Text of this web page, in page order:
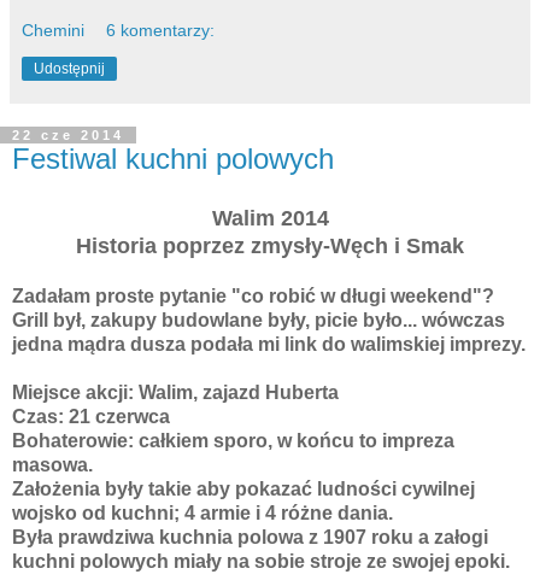
Chemini 6 komentarzy:
Udostępnij
22 cze 2014
Festiwal kuchni polowych
Walim 2014
Historia poprzez zmysły-Węch i Smak
Zadałam proste pytanie "co robić w długi weekend"?
Grill był, zakupy budowlane były, picie było... wówczas
jedna mądra dusza podała mi link do walimskiej imprezy.
Miejsce akcji: Walim, zajazd Huberta
Czas: 21 czerwca
Bohaterowie: całkiem sporo, w końcu to impreza
masowa.
Założenia były takie aby pokazać ludności cywilnej
wojsko od kuchni; 4 armie i 4 różne dania.
Była prawdziwa kuchnia polowa z 1907 roku a załogi
kuchni polowych miały na sobie stroje ze swojej epoki.